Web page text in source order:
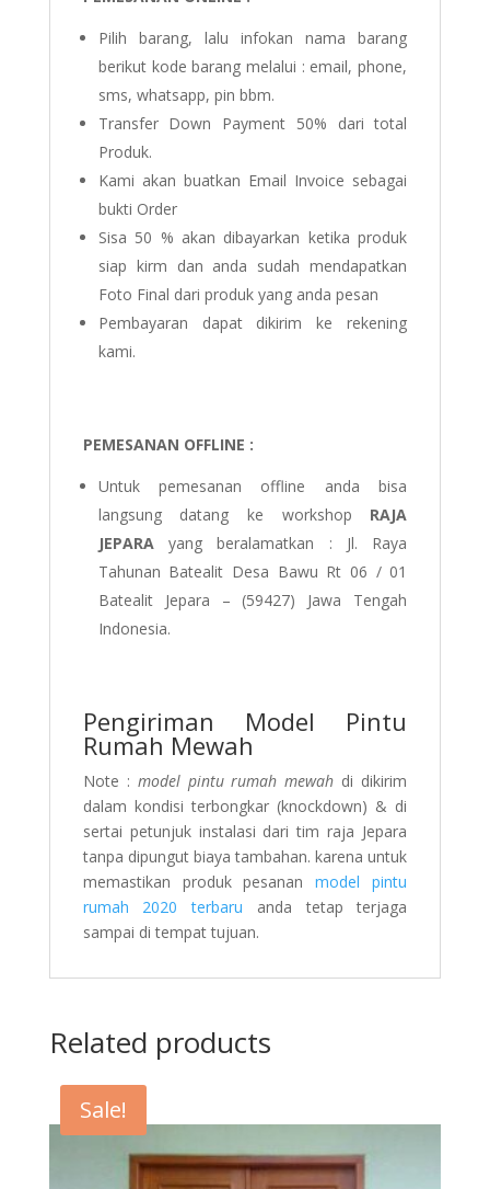
Pilih barang, lalu infokan nama barang
berikut kode barang melalui : email, phone,
sms, whatsapp, pin bbm.
Transfer Down Payment 50% dari total
Produk.
Kami akan buatkan Email Invoice sebagai
bukti Order
Sisa 50 % akan dibayarkan ketika produk
siap kirm dan anda sudah mendapatkan
Foto Final dari produk yang anda pesan
Pembayaran dapat dikirim ke rekening
kami.
PEMESANAN OFFLINE :
Untuk pemesanan offline anda bisa
langsung datang ke workshop RAJA
JEPARAyang beralamatkan :
Jl. Raya
Tahunan Batealit Desa Bawu Rt 06 / 01
Batealit Jepara – (59427) Jawa Tengah
Indonesia.
Pengiriman Model Pintu
Rumah Mewah
Note : model pintu rumah mewah di dikirim
dalam kondisi terbongkar (knockdown) & di
sertai petunjuk instalasi dari tim raja Jepara
tanpa dipungut biaya tambahan. karena untuk
memastikan produk pesananmodel pintu
rumah 2020 terbaru anda tetap terjaga
sampai di tempat tujuan.
Related products
Sale!